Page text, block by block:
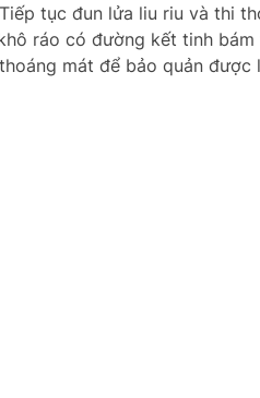
tục đun lửa liu riu và thi
ráo có đường kết tinh
mát để bảo quản được